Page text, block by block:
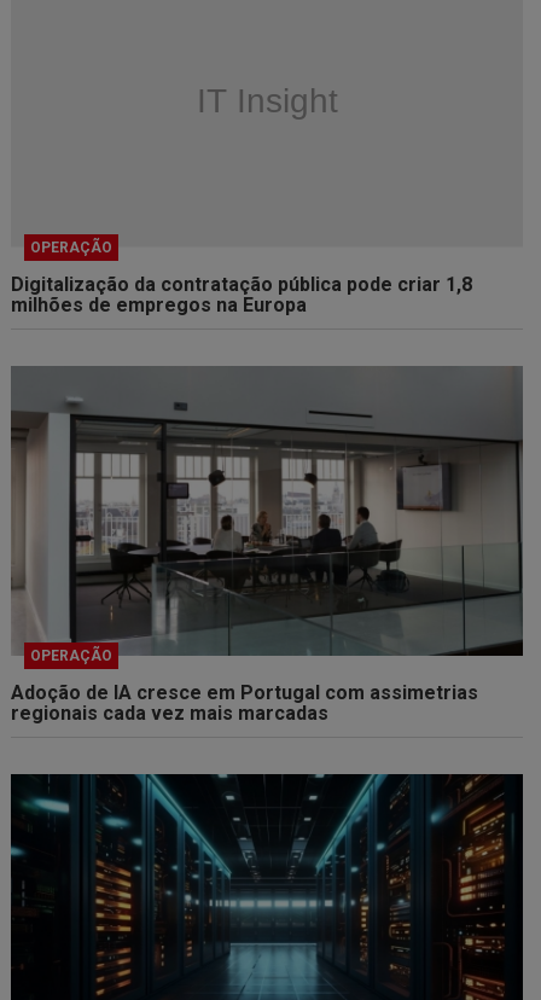
OPERAÇÃO
Digitalização da contratação pública pode criar 1,8
milhões de empregos na Europa
OPERAÇÃO
Adoção de IA cresce em Portugal com assimetrias
regionais cada vez mais marcadas